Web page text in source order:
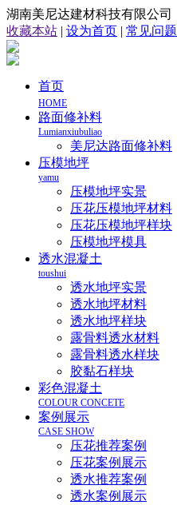
湖南美尼达建材科技有限公司
收藏本站 | 设为首页 | 常见问题
首页
HOME
路面修补料
Lumianxiubuliao
美尼达路面修补料
压模地坪
yamu
压模地坪实景
压花压模地坪材料
压花压模地坪样块
压模地坪模具
透水混凝土
toushui
透水地坪实景
透水地坪材料
透水地坪样块
露骨料透水材料
露骨料透水样块
胶黏石样块
彩色混凝土
COLOUR CONCETE
案例展示
CASE SHOW
压花推荐案例
压花案例展示
透水推荐案例
透水案例展示